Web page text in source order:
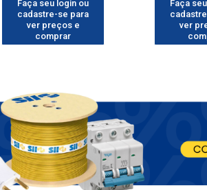
Faça seu login ou
cadastre-se para
ver preços e
comprar
Faça
ver